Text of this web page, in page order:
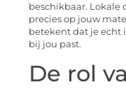
beschikbaar. Lokale
precies op jouw
betekent dat je echt
bij jou past.
De rol